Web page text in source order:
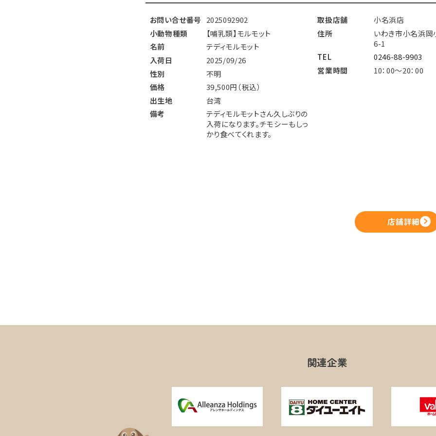
お問い合せ番号
2025092902
小動物種類
【哺乳類】モルモット
名前
テディモルモット
入荷日
2025/09/26
性別
不明
価格
39,500円（税込）
出生地
台湾
備考
テディモルモットさん久しぶりの
入荷になります。チモシーもしっ
かり食べてくれます。
取扱店舗
小名浜店
住所
いわき市小名浜
6-1
TEL
0246-88-9903
営業時間
10：00～20：00
店舗詳細
関連企業